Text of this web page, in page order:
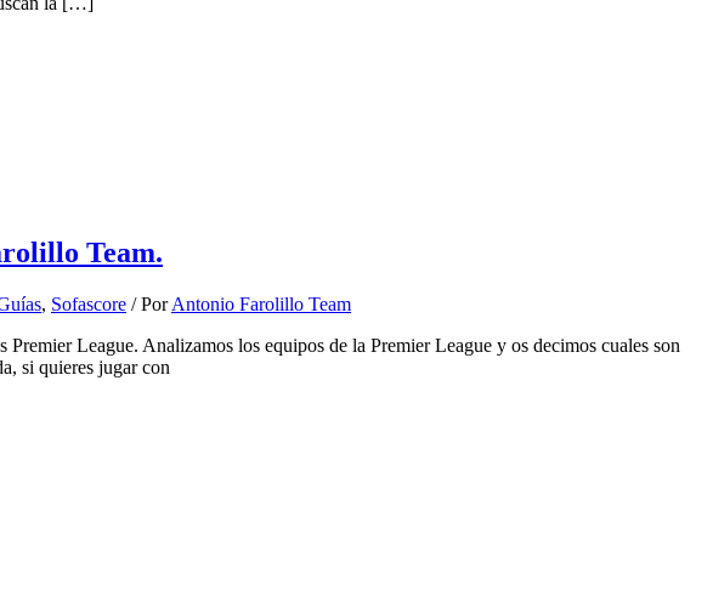
Team.
, Sofascore / PorAntonio Farolillo Team
League. Analizamos los equipos de la Premier League y os decimos cuales son
si quieres jugar con